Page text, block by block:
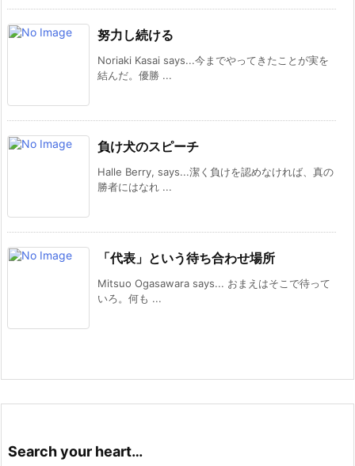
努力し続ける
Noriaki Kasai says...今までやってきたことが実を
結んだ。優勝 ...
負け犬のスピーチ
Halle Berry, says...潔く負けを認めなければ、真の
勝者にはなれ ...
「代表」という待ち合わせ場所
Mitsuo Ogasawara says... おまえはそこで待って
いろ。何も ...
Search your heart…